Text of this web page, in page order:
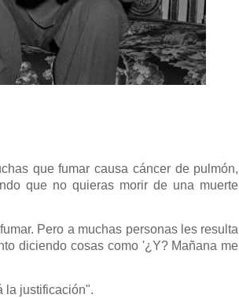
que fumar causa cáncer de pulmón,
que no quieras morir de una muerte
Pero a muchas personas les resulta
diciendo cosas como '¿Y? Mañana me
la justificación".